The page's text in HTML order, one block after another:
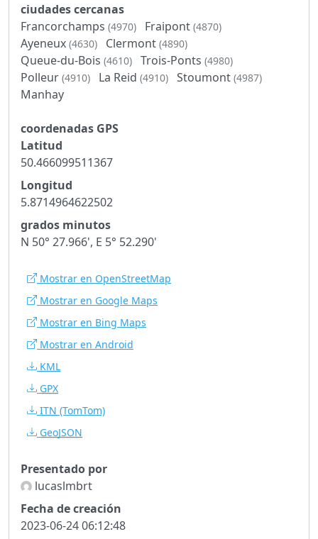
ciudades cercanas
Francorchamps (4970) Fraipont (4870)
Ayeneux (4630) Clermont (4890)
Queue-du-Bois (4610) Trois-Ponts (4980)
Polleur (4910) La Reid (4910) Stoumont (4987)
Manhay
coordenadas GPS
Latitud
50.466099511367
Longitud
5.8714964622502
grados minutos
N 50° 27.966', E 5° 52.290'
Mostrar en OpenStreetMap
Mostrar en Google Maps
Mostrar en Bing Maps
Mostrar en Android
KML
GPX
ITN (TomTom)
GeoJSON
Presentado por
lucaslmbrt
Fecha de creación
2023-06-24 06:12:48